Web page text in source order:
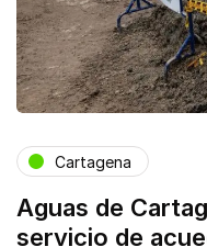
Cartagena
Aguas de
servicio de